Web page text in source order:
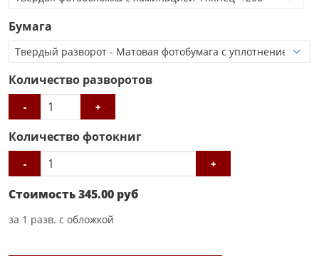
Бумага
Количество разворотов
- +
Количество фотокниг
- +
Стоимость345.00 руб
за 1 разв. с обложкой